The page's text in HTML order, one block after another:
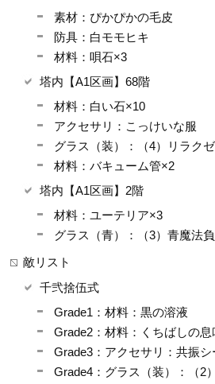
素材：ぴかぴかの毛皮
防具：白モモヒキ
材料：唄石×3
塔内【A1区画】68階
材料：白い石×10
アクセサリ：こっけいな服
グラス（装）：（4）リラク
材料：バキューム管×2
塔内【A1区画】2階
材料：ユーテリア×3
グラス（青）：（3）青魔法
敵リスト
千弐捨伍式
Grade1：材料：黒の溶液
Grade2：材料：くちばしの息
Grade3：アクセサリ：共振シ
Grade4：グラス（装）：（2